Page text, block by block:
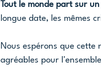
Tout le monde part sur
longue date, les mêmes
Nous espérons que
agréables pour